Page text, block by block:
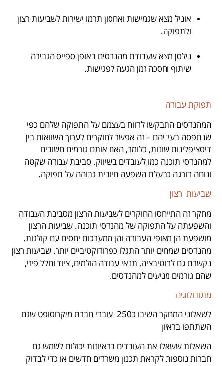
אוניל מצא שגמישות ואחסון תרמו ישירות לשביעות רצון
ולתפוקה.
נילסן מצא שעבודת מהנדסים באופן ספייס הגבירה
שיתוף וחסכה זמן הגעה לפגישות.
תפוקת עבודה
המהנדסים התבקשו לדווח בעצמם על התפוקה שלהם כפי
שנתפסה בעיניהם – זה אפשר לחוקרים לערוך השוואות בין
דיסציפלינות שונות, כלומר, האם אותם גורמים חשובים
למהנדסי תוכנה כמו לעובדים בשיווק. סביבת עבודה שקטה
ונוחה דורגה כבעלת השפעה חיובית גבוהה על תפוקה.
שביעות רצון
מחקר זה התייחסו החוקרים לשביעות הרצון מסביבת העבודה
והשפעתה על התפוקה של מהנדסי תוכנה. שביעות הרצון
מושפעת הן מאופי העבודה והן ממערכות יחסים עם קולגות.
מהנדסים שמחים יותר התגלו כפרודוקטיביים יותר. שביעות רצון
נקשרת גם למוטיבציה, תנאי עבודה הולמים, ציוד וחלל פיזי,
שהם גורמים מניעים למהנדסים.
מתודולוגיה
לשאלוני המחקר השיבו כ250 עובדי חברת מיקרוסופט שגם
השתתפו בראיון
השאלות ששאלו את העובדים בראיונות יכולות לשמש גם
חברות נוספות לקראת תכנון משרדים חדשים או כדי לבדוק